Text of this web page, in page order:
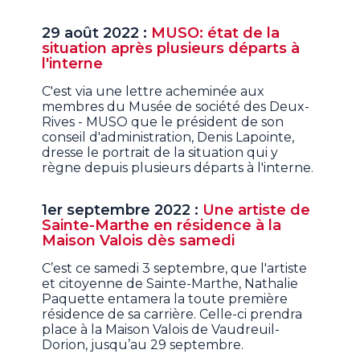
29 août 2022 : MUSO: état de la
situation après plusieurs départs à
l'interne
C'est via une lettre acheminée aux
membres du Musée de société des Deux-
Rives - MUSO que le président de son
conseil d'administration, Denis Lapointe,
dresse le portrait de la situation qui y
règne depuis plusieurs départs à l'interne.
1er septembre 2022 : Une artiste de
Sainte-Marthe en résidence à la
Maison Valois dès samedi
C’est ce samedi 3 septembre, que l'artiste
et citoyenne de Sainte-Marthe, Nathalie
Paquette entamera la toute première
résidence de sa carrière. Celle-ci prendra
place à la Maison Valois de Vaudreuil-
Dorion, jusqu’au 29 septembre.